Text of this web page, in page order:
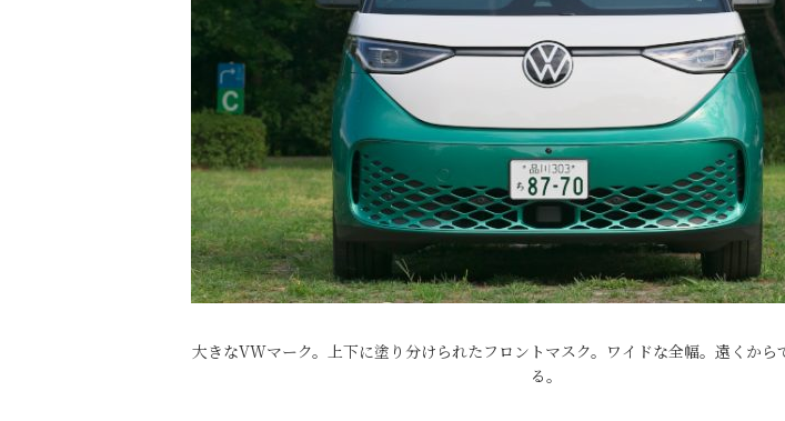
大きなVWマーク。上下に塗り分けられたフロントマスク。ワイドな全幅。遠くから
る。